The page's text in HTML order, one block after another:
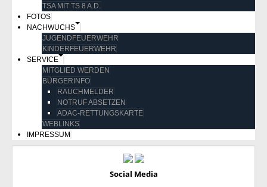
TSA MIT TS 8 A.D.
FOTOS
NACHWUCHS
JUGENDFEUERWEHR
KINDERFEUERWEHR
SERVICE
MITGLIED WERDEN
BÜRGERINFO
RAUCHMELDER
NOTRUF ABSETZEN
ADAC-RETTUNGSKARTE
WEBLINKS
IMPRESSUM
Social Media